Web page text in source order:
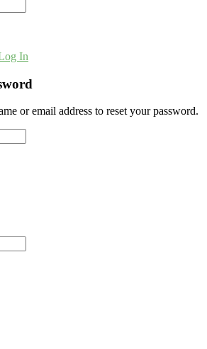
In
or email address to reset your password.